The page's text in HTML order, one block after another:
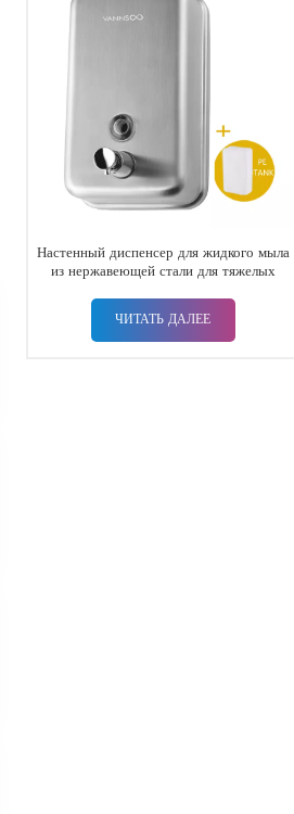
Настенный диспенсер для жидкого мыла
из нержавеющей стали для тяжелых
ЧИТАТЬ ДАЛЕЕ